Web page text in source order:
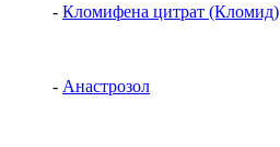
- Кломифена цитрат (Кломид)
- Анастрозол